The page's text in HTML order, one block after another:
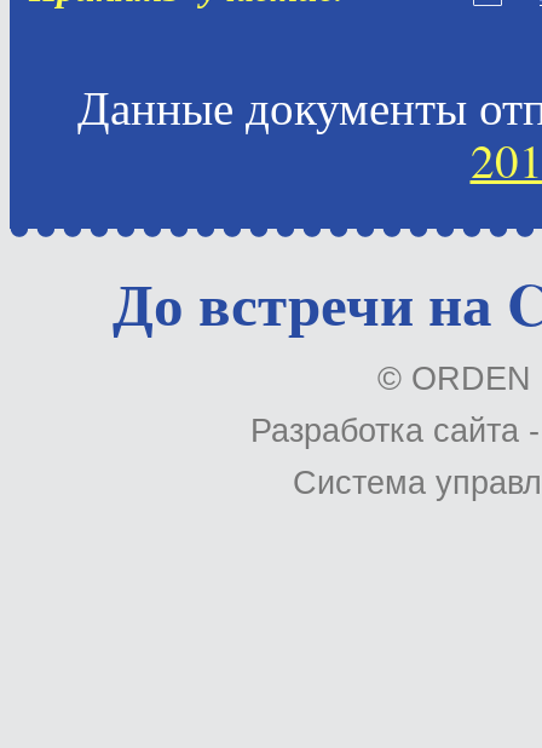
Данные документы
До встречи на
© ORDEN
Разработка сайта
Система